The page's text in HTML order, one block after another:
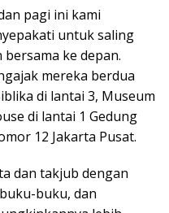
pagi ini kami
untuk saling
ke depan.
mereka berdua
di lantai 3, Museum
di lantai 1 Gedung
12 Jakarta Pusat.
dan takjub dengan
buku, dan